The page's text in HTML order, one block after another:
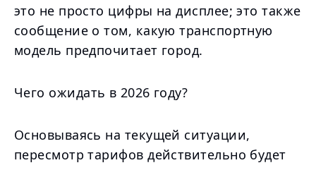
это не просто цифры на дисплее; это также
сообщение о том, какую транспортную
модель предпочитает город.
Чего ожидать в 2026 году?
Основываясь на текущей ситуации,
пересмотр тарифов действительно будет